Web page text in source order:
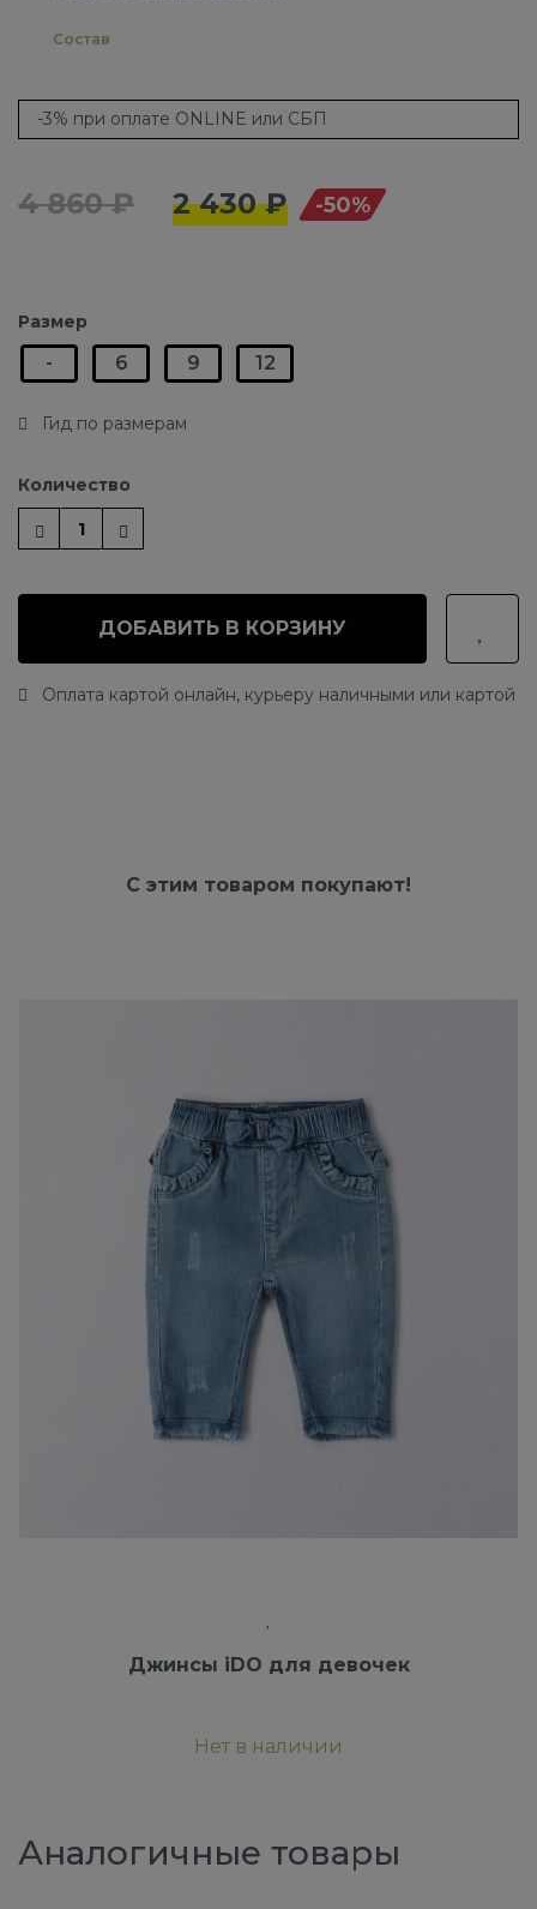
Состав
-3% при оплате ONLINE или СБП
4 860 ₽ 2 430 ₽ -50%
Размер
- 6 9 12
Гид по размерам
Количество
ДОБАВИТЬ В КОРЗИНУ
Оплата картой онлайн, курьеру наличными или картой
С этим товаром покупают!
Джинсы iDO для девочек
Нет в наличии
Аналогичные товары